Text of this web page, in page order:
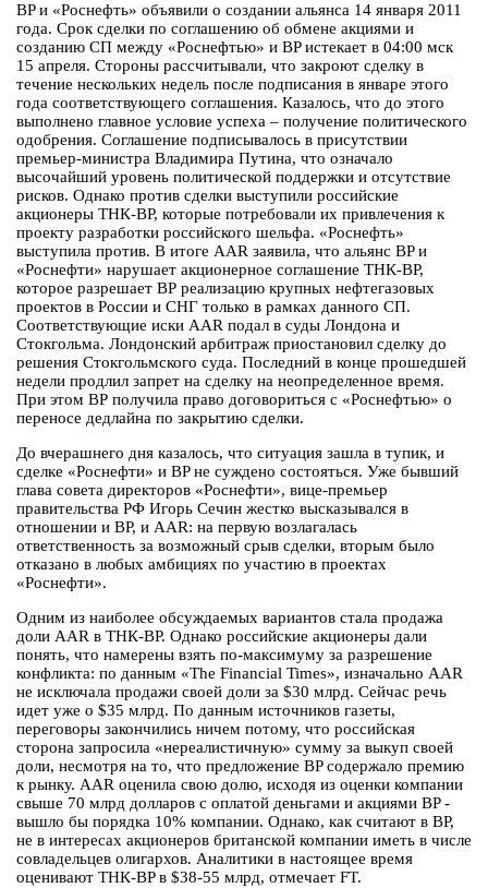
BP и «Роснефть» объявили о создании альянса 14 января 2011
года. Срок сделки по соглашению об обмене акциями и
созданию СП между «Роснефтью» и BP истекает в 04:00 мск
15 апреля. Стороны рассчитывали, что закроют сделку в
течение нескольких недель после подписания в январе этого
года соответствующего соглашения. Казалось, что до этого
выполнено главное условие успеха – получение политического
одобрения. Соглашение подписывалось в присутствии
премьер-министра Владимира Путина, что означало
высочайший уровень политической поддержки и отсутствие
рисков. Однако против сделки выступили российские
акционеры ТНК-BP, которые потребовали их привлечения к
проекту разработки российского шельфа. «Роснефть»
выступила против. В итоге AAR заявила, что альянс BP и
«Роснефти» нарушает акционерное соглашение ТНК-ВР,
которое разрешает ВР реализацию крупных нефтегазовых
проектов в России и СНГ только в рамках данного СП.
Соответствующие иски AAR подал в суды Лондона и
Стокгольма. Лондонский арбитраж приостановил сделку до
решения Стокгольмского суда. Последний в конце прошедшей
недели продлил запрет на сделку на неопределенное время.
При этом ВР получила право договориться с «Роснефтью» о
переносе дедлайна по закрытию сделки.
До вчерашнего дня казалось, что ситуация зашла в тупик, и
сделке «Роснефти» и BP не суждено состояться. Уже бывший
глава совета директоров «Роснефти», вице-премьер
правительства РФ Игорь Сечин жестко высказывался в
отношении и BP, и AAR: на первую возлагалась
ответственность за возможный срыв сделки, вторым было
отказано в любых амбициях по участию в проектах
«Роснефти».
Одним из наиболее обсуждаемых вариантов стала продажа
доли AAR в ТНК-BP. Однако российские акционеры дали
понять, что намерены взять по-максимуму за разрешение
конфликта: по данным «The Financial Times», изначально AAR
не исключала продажи своей доли за $30 млрд. Сейчас речь
идет уже о $35 млрд. По данным источников газеты,
переговоры закончились ничем потому, что российская
сторона запросила «нереалистичную» сумму за выкуп своей
доли, несмотря на то, что предложение BP содержало премию
к рынку. AAR оценила свою долю, исходя из оценки компании
свыше 70 млрд долларов с оплатой деньгами и акциями BP -
вышло бы порядка 10% компании. Однако, как считают в BP,
не в интересах акционеров британской компании иметь в числе
совладельцев олигархов. Аналитики в настоящее время
оценивают ТНК-BP в $38-55 млрд, отмечает FT.